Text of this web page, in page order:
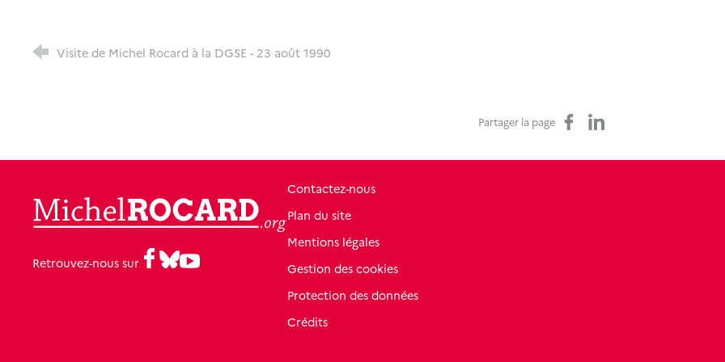
Visite de Michel Rocard à la DGSE - 23 août 1990
Partager la page Partager sur Facebook
Partager sur LinkedIn
MichelRocard.org
Retrouvez-nous sur Facebook
BlueskyYoutube
Contactez-nous
Plan du site
Mentions légales
Gestion des cookies
Protection des données
Crédits